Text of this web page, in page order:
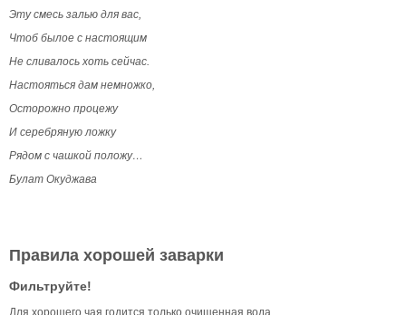
Эту смесь залью для вас,
Чтоб былое с настоящим
Не сливалось хоть сейчас.
Настояться дам немножко,
Осторожно процежу
И серебряную ложку
Рядом с чашкой положу…
Булат Окуджава
Правила хорошей заварки
Фильтруйте!
Для хорошего чая годится только очищенная вода.